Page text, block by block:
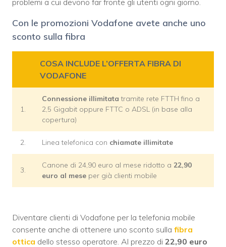
Con le promozioni Vodafone avete anche uno
sconto sulla fibra
COSA INCLUDE L’OFFERTA FIBRA DI
VODAFONE
1.
Connessione illimitata tramite rete FTTH fino a
2,5 Gigabit oppure FTTC o ADSL (in base alla
copertura)
2. Linea telefonica con chiamate illimitate
3.
Canone di 24,90 euro al mese ridotto a 22,90
euro al mese per già clienti mobile
Diventare clienti di Vodafone per la telefonia mobile
consente anche di ottenere uno sconto sulla fibra
ottica dello stesso operatore. Al prezzo di 22,90 euro